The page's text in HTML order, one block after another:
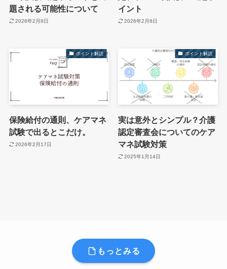
題される可能性について
2026年2月8日
イント
2026年2月8日
ポイント解説
保険給付の通則、ケアマネ
試験で出るとこだけ。
2026年2月17日
ポイント解説
実は意外とシンプル？介護
認定審査会についてのケア
マネ試験対策
2025年1月14日
もっとみる